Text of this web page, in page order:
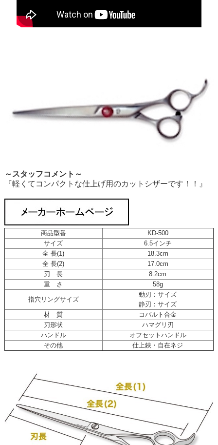
～スタッフコメント～
『軽くてコンパクトな仕上げ用のカットシザーです！！』
商品型番
KD-500
サイズ
6.5インチ
全 長(1)
18.3cm
全 長(2)
17.0cm
刃 長
8.2cm
重 さ
58g
指穴リングサイズ
動刃：サイズ
静刃：サイズ
材 質
コバルト合金
刃形状
ハマグリ刃
ハンドル
オフセットハンドル
その他
仕上鋏・自在ネジ